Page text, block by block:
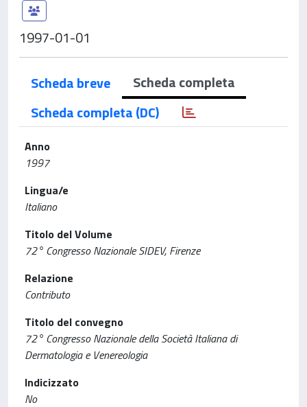
1997-01-01
Scheda breve
Scheda completa
Scheda completa (DC)
Anno
1997
Lingua/e
Italiano
Titolo del Volume
72° Congresso Nazionale SIDEV, Firenze
Relazione
Contributo
Titolo del convegno
72° Congresso Nazionale della Società Italiana di
Dermatologia e Venereologia
Indicizzato
No